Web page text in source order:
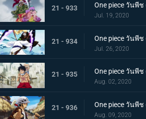
21 - 933
Jul. 19, 2020
21 - 934
Jul. 26, 2020
21 - 935
Aug. 02, 2020
21 - 936
Aug. 09, 2020